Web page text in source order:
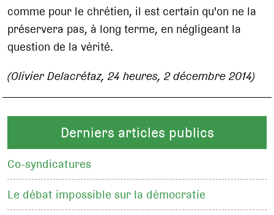
comme pour le chrétien, il est certain qu'on ne la
préservera pas, à long terme, en négligeant la
question de la vérité.
(Olivier Delacrétaz, 24 heures, 2 décembre 2014)
Derniers articles publics
Co-syndicatures
Le débat impossible sur la démocratie